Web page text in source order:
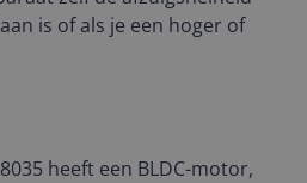
is of als je een hoger of
heeft een BLDC-motor,